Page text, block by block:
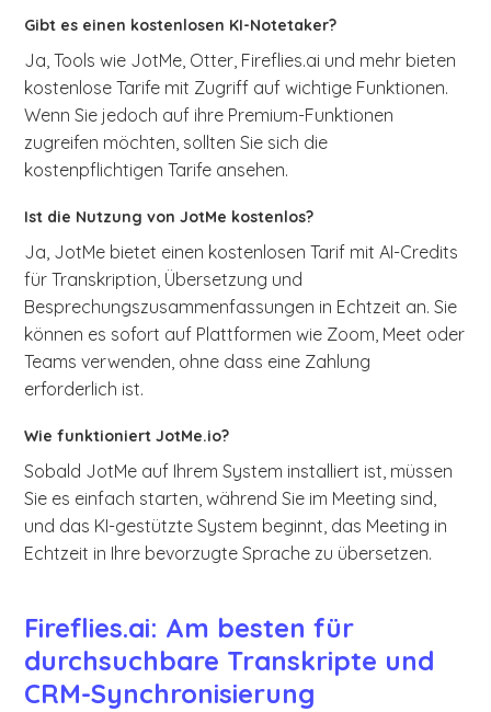
Gibt es einen kostenlosen KI-Notetaker?
Ja, Tools wie JotMe, Otter, Fireflies.ai und mehr bieten
kostenlose Tarife mit Zugriff auf wichtige Funktionen.
Wenn Sie jedoch auf ihre Premium-Funktionen
zugreifen möchten, sollten Sie sich die
kostenpflichtigen Tarife ansehen.
Ist die Nutzung von JotMe kostenlos?
Ja, JotMe bietet einen kostenlosen Tarif mit AI-Credits
für Transkription, Übersetzung und
Besprechungszusammenfassungen in Echtzeit an. Sie
können es sofort auf Plattformen wie Zoom, Meet oder
Teams verwenden, ohne dass eine Zahlung
erforderlich ist.
Wie funktioniert JotMe.io?
Sobald JotMe auf Ihrem System installiert ist, müssen
Sie es einfach starten, während Sie im Meeting sind,
und das KI-gestützte System beginnt, das Meeting in
Echtzeit in Ihre bevorzugte Sprache zu übersetzen.
Fireflies.ai: Am besten für
durchsuchbare Transkripte und
CRM-Synchronisierung